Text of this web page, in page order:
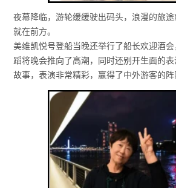
夜幕降临，游轮缓缓驶出码头，浪漫的旅
就在前方。
美维凯悦号登船当晚还举行了船长欢迎酒
蹈将晚会推向了高潮，同时还别开生面的
故事，表演非常精彩，赢得了中外游客的阵